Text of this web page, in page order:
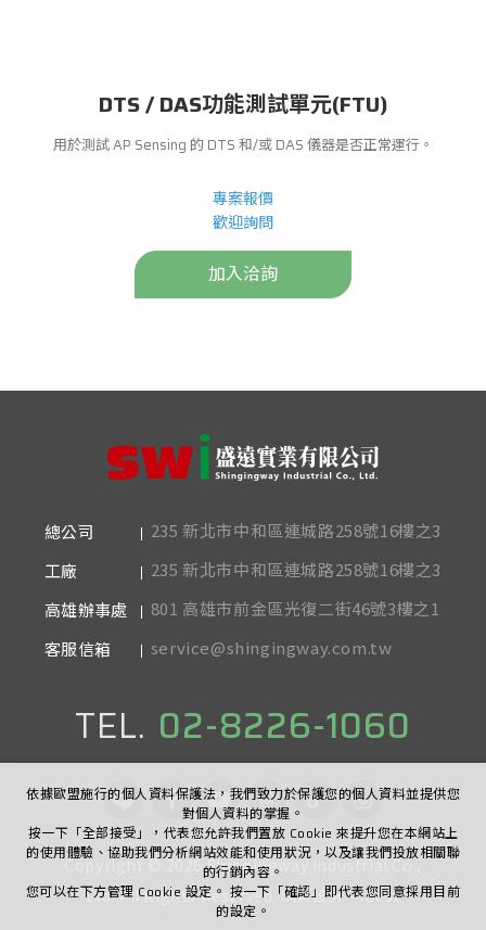
DTS / DAS功能測試單元(FTU)
用於測試 AP Sensing 的 DTS 和/或 DAS 儀器是否正常運行。
專案報價
歡迎詢問
加入洽詢
總公司
235 新北市中和區連城路258號16樓之3
工廠
235 新北市中和區連城路258號16樓之3
高雄辦事處
801 高雄市前金區光復二街46號3樓之1
客服信箱
service@shingingway.com.tw
TEL. 02-8226-1060
Copyright ©2026 Shingingway Industrial Co.,
Ltd. All Rights Reserved. 網頁設計-iBest
依據歐盟施行的個人資料保護法，我們致力於保護您的個人資料並提供您
對個人資料的掌握。
按一下「全部接受」，代表您允許我們置放 Cookie 來提升您在本網站上
的使用體驗、協助我們分析網站效能和使用狀況，以及讓我們投放相關聯
的行銷內容。
您可以在下方管理 Cookie 設定。 按一下「確認」即代表您同意採用目前
的設定。